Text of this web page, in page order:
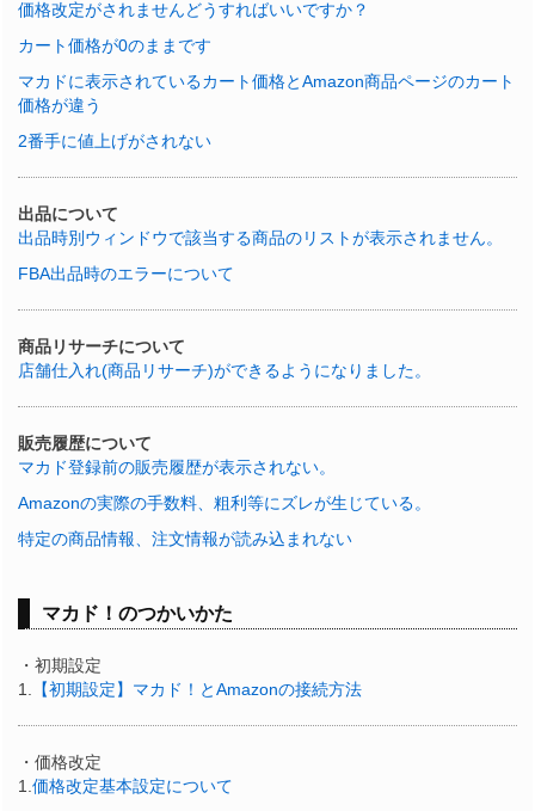
価格改定がされませんどうすればいいですか？
カート価格が0のままです
マカドに表示されているカート価格とAmazon商品ページのカート
価格が違う
2番手に値上げがされない
出品について
出品時別ウィンドウで該当する商品のリストが表示されません。
FBA出品時のエラーについて
商品リサーチについて
店舗仕入れ(商品リサーチ)ができるようになりました。
販売履歴について
マカド登録前の販売履歴が表示されない。
Amazonの実際の手数料、粗利等にズレが生じている。
特定の商品情報、注文情報が読み込まれない
マカド！のつかいかた
・初期設定
1. 【初期設定】マカド！とAmazonの接続方法
・価格改定
1.価格改定基本設定について